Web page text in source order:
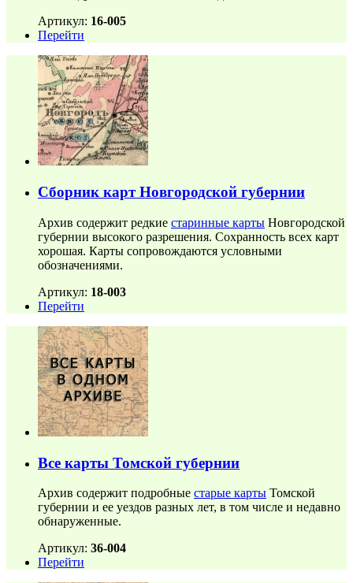
Артикул: 16-005
Перейти
Сборник карт Новгородской губернии
Архив содержит редкие старинные карты Новгородской
губернии высокого разрешения. Сохранность всех карт
хорошая. Карты сопровождаются условными
обозначениями.
Артикул: 18-003
Перейти
Все карты Томской губернии
Архив содержит подробные старые карты Томской
губернии и ее уездов разных лет, в том числе и недавно
обнаруженные.
Артикул: 36-004
Перейти